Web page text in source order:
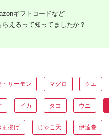
ギフトコードなど
えるって知ってましたか？
・サーモン マグロ クエ
イカ タコ ウニ
ま揚げ じゃこ天 伊達巻